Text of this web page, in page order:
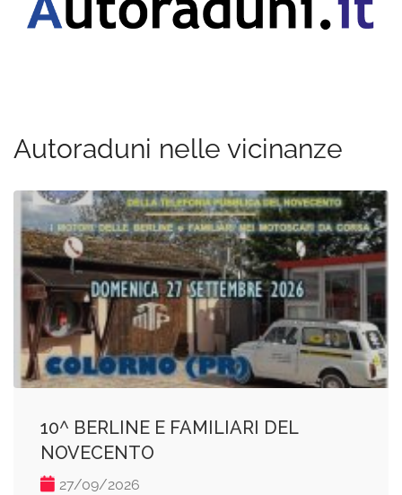
Autoraduni nelle vicinanze
10^ BERLINE E FAMILIARI DEL
NOVECENTO
27/09/2026